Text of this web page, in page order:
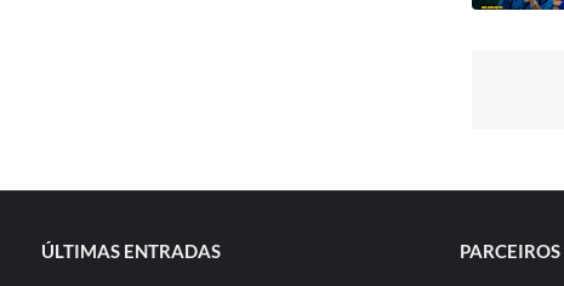
ÚLTIMAS ENTRADAS PARCEIROS